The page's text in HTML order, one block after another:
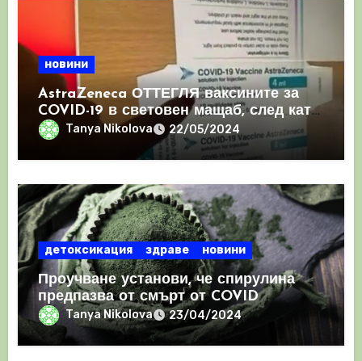
новини
AstraZeneca ОТТЕГЛЯ ваксините за
COVID-19 в световен мащаб, след като
призна, че те причиняват КРЪВНИ
съсиреци
Tanya Nikolova 22/05/2024
детоксикация здраве новини
Проучване установи, че спирулина
предпазва от смърт от COVID
Tanya Nikolova 23/04/2024